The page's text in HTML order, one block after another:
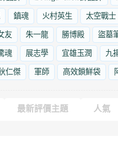
鎮魂 火村英生 太空戰士
友 朱一龍 勝博殿 盜墓
魂 展志學 宜雄玉潤 九
仁傑 軍師 高效鎖鮮袋
最新評價主題 人氣